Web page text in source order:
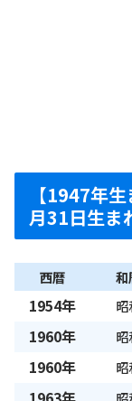
【1947年
月31日生ま
西暦 和
1954年 昭
1960年 昭
1960年 昭